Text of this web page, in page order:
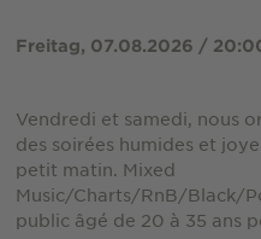
Freitag, 07.08.2026 /
Vendredi et samedi, nous
des soirées humides et
petit matin. Mixed
Music/Charts/RnB/Black/
public âgé de 20 à 35 ans